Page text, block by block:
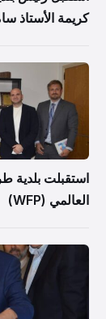
كريمة الأستاذ
استقبلت بلدية
العالمي (WFP)